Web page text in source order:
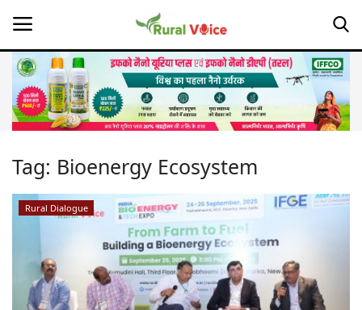
Home
About Us
Leadership Profiles
Opinion
Tag: Bioenergy Ecosystem
Rural Dialogue